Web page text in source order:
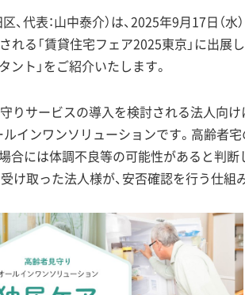
代表：山中泰介）は、2025年9月17日（水）
る「賃貸住宅フェア2025東京」に出展
ト」をご紹介いたします。
りサービスの導入を検討される法人向け
インワンソリューションです。高齢者
合には体調不良等の可能性があると判断
け取った法人様が、安否確認を行う仕組